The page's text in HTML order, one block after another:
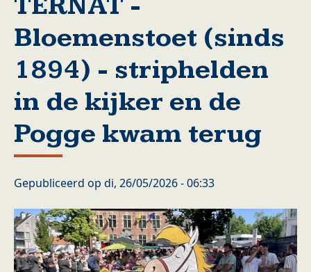
Bloemenstoet (sinds
1894) - striphelden
in de kijker en de
Pogge kwam terug
Gepubliceerd op di, 26/05/2026 - 06:33